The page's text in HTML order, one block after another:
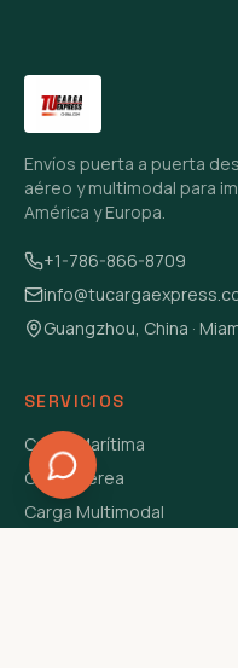
Envíos puerta a puerta
aéreo y multimodal para
América y Europa.
+1-786-866-8709
Guangzhou, China ·
SERVICIOS
Carga Marítima
Carga Aérea
Carga Multimodal